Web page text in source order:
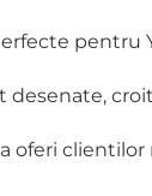
pentru
oferi